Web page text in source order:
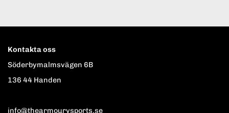
Kontakta oss
Söderbymalmsvägen 6B
136 44 Handen
info@thearmourysports.se